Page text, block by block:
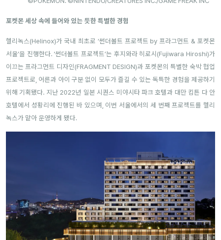
포켓몬 세상 속에 들어와 있는 듯한 특별한 경험
헬리녹스(Helinox)가 국내 최초로 ‘썬더볼트 프로젝트 by 프라그먼트 & 포켓몬
서울’을 진행한다. ‘썬더볼트 프로젝트’는 후지와라 히로시(Fujiwara Hiroshi)가
이끄는 프라그먼트 디자인(FRAGMENT DESIGN)과 포켓몬의 특별한 숙박 협업
프로젝트로, 어른과 아이 구분 없이 모두가 즐길 수 있는 독특한 경험을 제공하기
위해 기획됐다. 지난 2022년 일본 시퀀스 미야시타 파크 호텔과 대만 킴튼 다 안
호텔에서 성황리에 진행된 바 있으며, 이번 서울에서의 세 번째 프로젝트를 헬리
녹스가 맡아 운영하게 됐다.